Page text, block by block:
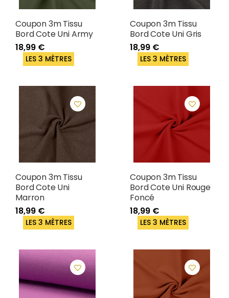
Coupon 3m Tissu
Bord Cote Uni Army
18,99 €
LES 3 MÈTRES
Coupon 3m Tissu
Bord Cote Uni Gris
18,99 €
LES 3 MÈTRES
Coupon 3m Tissu
Bord Cote Uni
Marron
18,99 €
LES 3 MÈTRES
Coupon 3m Tissu
Bord Cote Uni Rouge
Foncé
18,99 €
LES 3 MÈTRES